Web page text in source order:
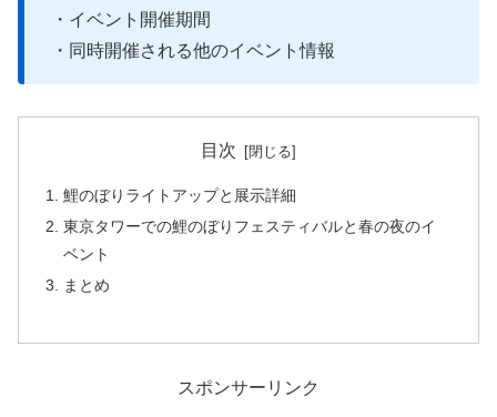
・イベント開催期間
・同時開催される他のイベント情報
目次
鯉のぼりライトアップと展示詳細
東京タワーでの鯉のぼりフェスティバルと春の夜のイ
ベント
まとめ
スポンサーリンク